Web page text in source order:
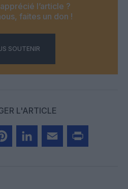
l’article ?
faites un don !
SOUTENIR
L'ARTICLE